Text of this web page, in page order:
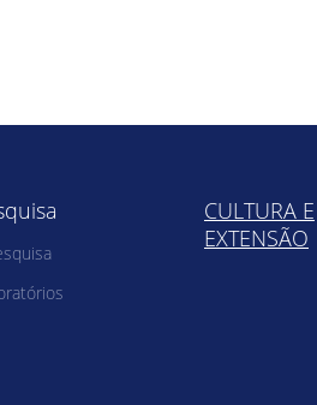
CULTURA E
EXTENSÃO